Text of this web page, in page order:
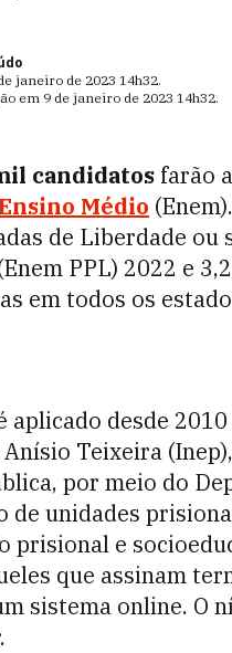
janeiro de 2023 14h32.
em 9 de janeiro de 2023 14h32.
candidatos farão
Médio
de Liberdade
PPL) 2022 e
em todos os
aplicado desde
Teixeira
por meio do
de unidades
prisional e
que assinam
sistema online. O